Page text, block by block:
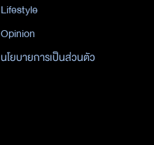
Lifestyle
Opinion
นโยบายการเป็นส่วนตัว